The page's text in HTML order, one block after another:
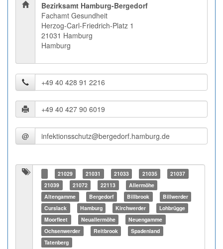
Bezirksamt Hamburg-Bergedorf
Fachamt Gesundheit
Herzog-Carl-Friedrich-Platz 1
21031 Hamburg
Hamburg
@
21029 21031 21033 21035
21037
21039
21072 22113
Allermöhe
Altengamme
Bergedorf Billbrook
Billwerder
Curslack
Hamburg Kirchwerder
Lohbrügge
Moorfleet
Neuallermöhe
Neuengamme
Ochsenwerder
Reitbrook
Spadenland
Tatenberg